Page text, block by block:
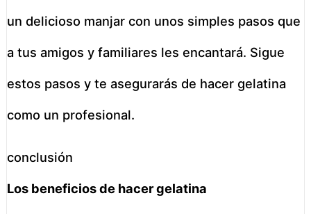
un delicioso manjar con unos simples pasos que
a tus amigos y familiares les encantará. Sigue
estos pasos y te asegurarás de hacer gelatina
como un profesional.
conclusión
Los beneficios de hacer gelatina